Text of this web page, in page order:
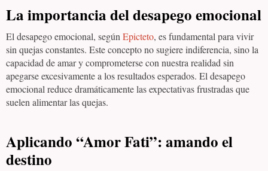
La importancia del desapego emocional
El desapego emocional, según Epicteto, es fundamental para vivir
sin quejas constantes. Este concepto no sugiere indiferencia, sino la
capacidad de amar y comprometerse con nuestra realidad sin
apegarse excesivamente a los resultados esperados. El desapego
emocional reduce dramáticamente las expectativas frustradas que
suelen alimentar las quejas.
Aplicando “Amor Fati”: amando el
destino